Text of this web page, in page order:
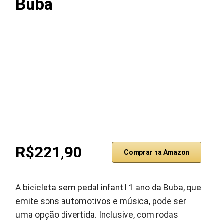
Buba
R$221,90 Comprar na Amazon
A bicicleta sem pedal infantil 1 ano da Buba, que
emite sons automotivos e música, pode ser
uma opção divertida. Inclusive, com rodas